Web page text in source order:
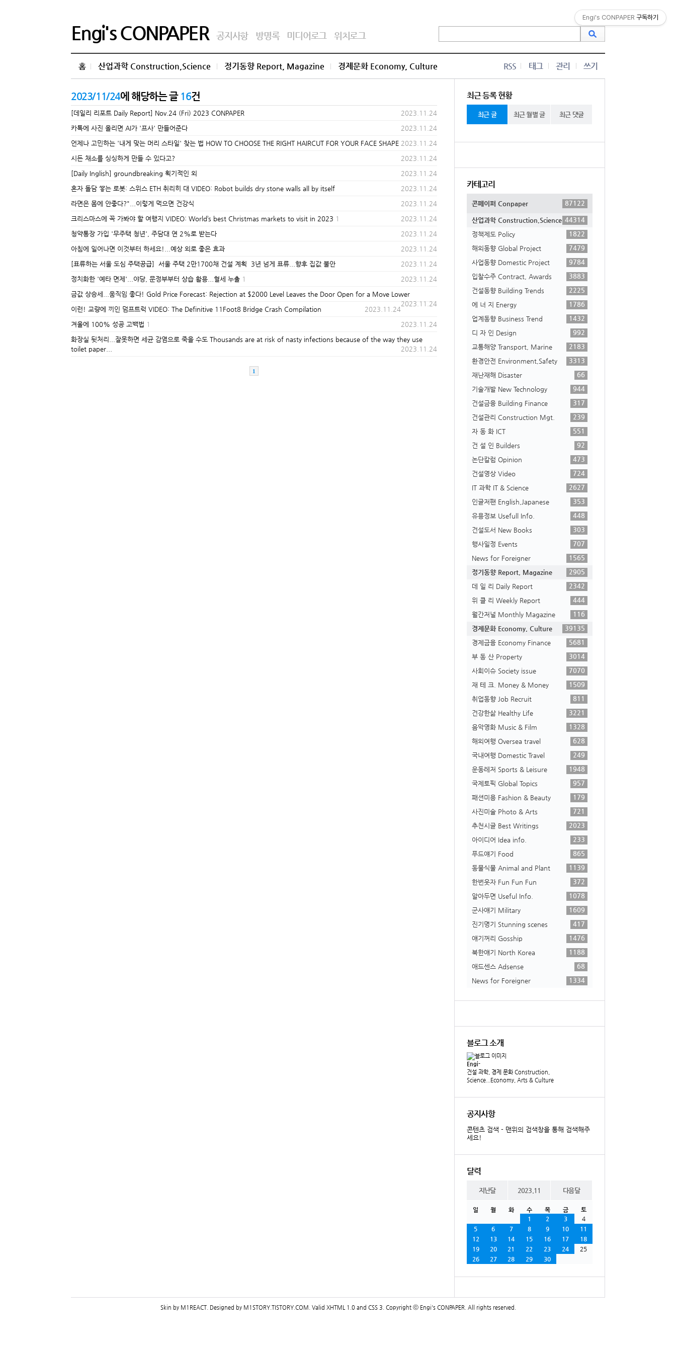
Engi's CONPAPER 공지사항 방명록 미디어로그 위치로그
홈 산업과학 Construction,Science 정기동향 Report, Magazine 경제문화 Economy, Culture RSS 태그 관리 쓰기
2023/11/24에 해당하는 글 16건
[데일리 리포트 Daily Report] Nov.24 (Fri) 2023 CONPAPER
2023.11.24
카톡에 사진 올리면 AI가 '프사' 만들어준다
2023.11.24
언제나 고민하는 '내게 맞는 머리 스타일' 찾는 법 HOW TO CHOOSE THE RIGHT HAIRCUT FOR YOUR FACE SHAPE 2023.11.24
시든 채소를 싱싱하게 만들 수 있다고?
2023.11.24
[Daily Inglish] groundbreaking 획기적인 외
2023.11.24
혼자 돌담 쌓는 로봇: 스위스 ETH 취리히 대 VIDEO: Robot builds dry stone walls all by itself
2023.11.24
라면은 몸에 안좋다?"...이렇게 먹으면 건강식
2023.11.24
크리스마스에 꼭 가봐야 할 여행지 VIDEO: World’s best Christmas markets to visit in 2023 1
2023.11.24
청약통장 가입 '무주택 청년', 주담대 연 2%로 받는다
2023.11.24
아침에 일어나면 이것부터 하세요!...예상 외로 좋은 효과
2023.11.24
[표류하는 서울 도심 주택공급] 서울 주택 2만1700채 건설 계획 3년 넘게 표류...향후 집값 불안
2023.11.24
정치화한 '예타 면제'...야당, 문정부부터 상습 활용...혈세 누출 1
2023.11.24
금값 상승세...움직임 좋다! Gold Price Forecast: Rejection at $2000 Level Leaves the Door Open for a Move Lower
2023.11.24
이런! 교량에 끼인 덤프트럭 VIDEO: The Definitive 11Foot8 Bridge Crash Compilation
2023.11.24
겨울에 100% 성공 고백법 1
2023.11.24
화장실 뒷처리...잘못하면 세균 감염으로 죽을 수도 Thousands are at risk of nasty infections because of the way they use
toilet paper...
2023.11.24
1
최근 등록 현황
최근 글 최근 월별 글 최근 댓글
카테고리
콘페이퍼 Conpaper 87122
산업과학 Construction,Science 44314
정책제도 Policy
1822
해외동향 Global Project
7479
사업동향 Domestic Project
9784
입찰수주 Contract, Awards
3883
건설동향 Building Trends
2225
에 너 지 Energy
1786
업계동향 Business Trend
1432
디 자 인 Design
992
교통해양 Transport, Marine
2183
환경안전 Environment,Safety
3313
재난재해 Disaster
66
기술개발 New Technology
944
건설금융 Building Finance
317
건설관리 Construction Mgt.
239
자 동 화 ICT
551
건 설 인 Builders
92
논단칼럼 Opinion
473
건설영상 Video
724
IT 과학 IT & Science
2627
인글저팬 English,Japanese
353
유용정보 Usefull Info.
448
건설도서 New Books
303
행사일정 Events
707
News for Foreigner
1565
정기동향 Report, Magazine
2905
데 일 리 Daily Report
2342
위 클 리 Weekly Report
444
월간저널 Monthly Magazine
116
경제문화 Economy, Culture
39135
경제금융 Economy Finance
5681
부 동 산 Property
3014
사회이슈 Society issue
7070
재 테 크. Money & Money
1509
취업동향 Job Recruit
811
건강한삶 Healthy Life
3221
음악영화 Music & Film
1328
해외여행 Oversea travel
628
국내여행 Domestic Travel
249
운동레저 Sports & Leisure
1948
국제토픽 Global Topics
957
패션미용 Fashion & Beauty
179
사진미술 Photo & Arts
721
추천시글 Best Writings
2023
아이디어 Idea info.
233
푸드얘기 Food
865
동물식물 Animal and Plant
1139
한번웃자 Fun Fun Fun
372
알아두면 Useful Info.
1078
군사얘기 Military
1609
진기명기 Stunning scenes
417
얘기꺼리 Gosship
1476
북한얘기 North Korea
1188
애드센스 Adsense
68
News for Foreigner
1334
블로그 소개
Engi-
건설 과학, 경제 문화 Construction,
Science...Economy, Arts & Culture
공지사항
콘텐츠 검색 - 맨위의 검색창을 통해 검색해주
세요!
달력
지난달 2023.11 다음달
일 월 화 수 목 금
토
1
2 3
4
5
6 7 8 9 10
11
12
13 14 15 16 17
18
19
20 21 22 23 24
25
26
27 28 29 30
Skin by M1REACT. Designed by M1STORY.TISTORY.COM . Valid XHTML 1.0 and CSS 3 . Copyright ⓒ Engi's CONPAPER . All rights reserved.
Engi's CONPAPER 구독하기